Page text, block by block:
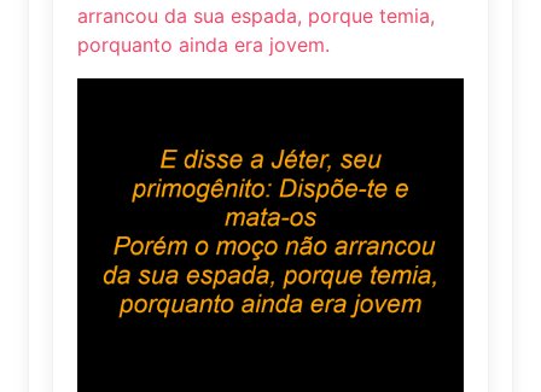
arrancou da sua espada, porque temia,
porquanto ainda era jovem.